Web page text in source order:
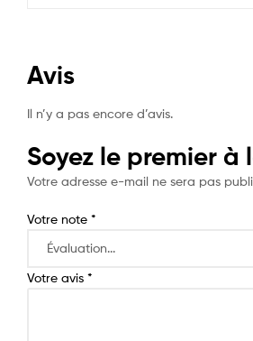
Avis
Il n’y a pas encore d’avis.
Soyez le premier à
Votre adresse e-mail ne sera pas
Votre note *
Votre avis *